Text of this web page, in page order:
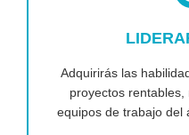
Adquirirás las
proyectos
equipos de trabajo del